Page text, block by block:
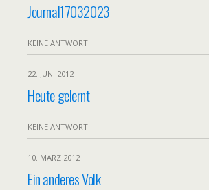
Journal17032023
KEINE ANTWORT
22. JUNI 2012
Heute gelernt
KEINE ANTWORT
10. MÄRZ 2012
Ein anderes Volk